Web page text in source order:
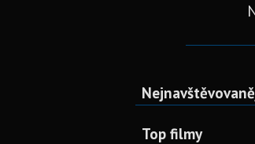
Top filmy